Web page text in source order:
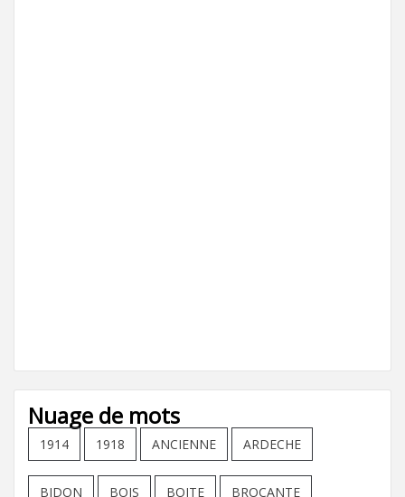
Nuage de mots
1914 1918 ANCIENNE ARDECHE
BIDON BOIS BOITE BROCANTE